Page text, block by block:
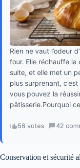
Rien ne vaut l’odeur
four. Elle réchauffe
suite, et elle met un
plus surprenant,
vous pouvez la
pâtisserie.Pourquoi
56 votes · 42
Conservation et sécurité